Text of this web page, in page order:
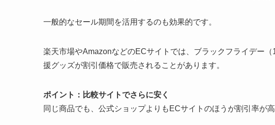
一般的なセール期間を活用するのも効果的です。
楽天市場やAmazonなどのECサイトでは、ブラックフライデー
援グッズが割引価格で販売されることがあります。
ポイント：比較サイトでさらに安く
同じ商品でも、公式ショップよりもECサイトのほうが割引率が高